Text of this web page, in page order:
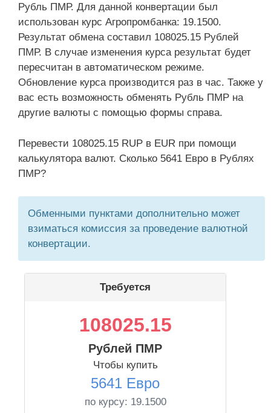
Рубль ПМР. Для данной конвертации был
использован курс Агропромбанка: 19.1500.
Результат обмена составил 108025.15 Рублей
ПМР. В случае изменения курса результат будет
пересчитан в автоматическом режиме.
Обновление курса производится раз в час. Также у
вас есть возможность обменять Рубль ПМР на
другие валюты с помощью формы справа.
Перевести 108025.15 RUP в EUR при помощи
калькулятора валют. Сколько 5641 Евро в Рублях
ПМР?
Обменными пунктами дополнительно может
взиматься комиссия за проведение валютной
конвертации.
Требуется
108025.15
Рублей ПМР
Чтобы купить
5641 Евро
по курсу: 19.1500